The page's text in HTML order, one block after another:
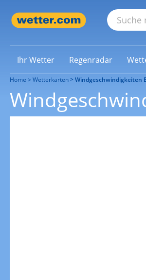
Ihr Wetter Regenradar
Home Wetterkarten Windgeschwindigkeiten